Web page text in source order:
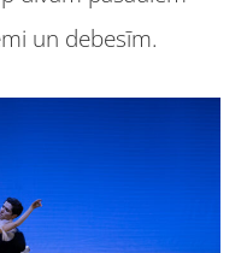
un debesīm.